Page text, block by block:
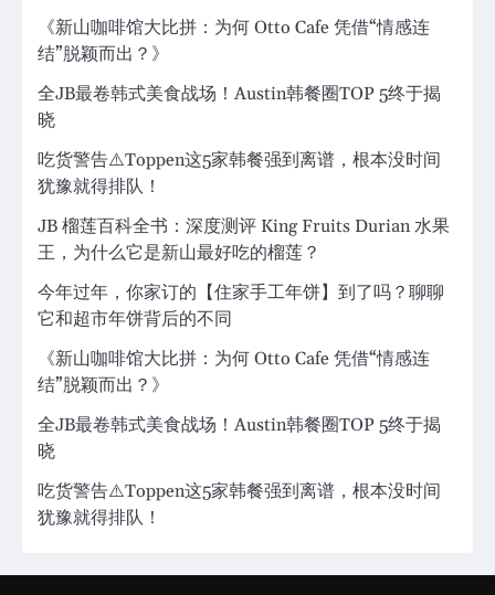
《新山咖啡馆大比拼：为何 Otto Cafe 凭借“情感连
结”脱颖而出？》
全JB最卷韩式美食战场！Austin韩餐圈TOP 5终于揭
晓
吃货警告⚠️Toppen这5家韩餐强到离谱，根本没时间
犹豫就得排队！
JB 榴莲百科全书：深度测评 King Fruits Durian 水果
王，为什么它是新山最好吃的榴莲？
今年过年，你家订的【住家手工年饼】到了吗？聊聊
它和超市年饼背后的不同
《新山咖啡馆大比拼：为何 Otto Cafe 凭借“情感连
结”脱颖而出？》
全JB最卷韩式美食战场！Austin韩餐圈TOP 5终于揭
晓
吃货警告⚠️Toppen这5家韩餐强到离谱，根本没时间
犹豫就得排队！